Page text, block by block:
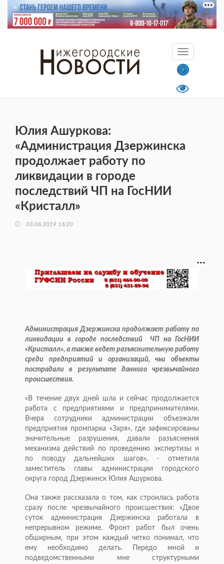
Юлия Ашуркова:
«Администрация Дзержинска
продолжает работу по
ликвидации в городе
последствий ЧП на ГосНИИ
«Кристалл»
03.06.2019 16:20
Администрация Дзержинска продолжает работу по
ликвидации в городе последствий ЧП на ГосНИИ
«Кристалл», а также ведет разъяснительную работу
среди предприятий и организаций, чьи объекты
пострадали в результате данного чрезвычайного
происшествия.
«В течение двух дней шла и сейчас продолжается
работа с предприятиями и предпринимателями.
Вчера сотрудники администрации объезжали
предприятия промпарка «Заря», где зафиксированы
значительные разрушения, давали разъяснения
механизма действий по проведению экспертизы и
по поводу дальнейших шагов», - отметила
заместитель главы администрации городского
округа город Дзержинск Юлия Ашуркова.
Она также рассказала о том, как строилась работа
сразу после чрезвычайного происшествия: «Двое
суток администрация Дзержинска работала в
непрерывном режиме. Фронт работ был очень
обширным, при этом каждый четко понимал, что
ему необходимо делать. Передо мной и
подведомственными мне структурными